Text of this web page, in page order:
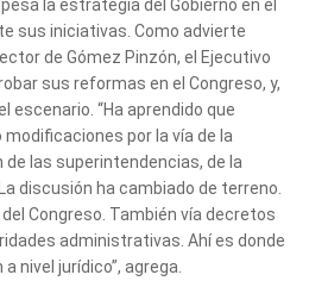
la estrategia del Gobierno en el
sus iniciativas. Como advierte
de Gómez Pinzón, el Ejecutivo
sus reformas en el Congreso, y,
escenario. “Ha aprendido que
por la vía de la
las superintendencias, de la
discusión ha cambiado de terreno.
Congreso. También vía decretos
administrativas. Ahí es donde
nivel jurídico”, agrega.